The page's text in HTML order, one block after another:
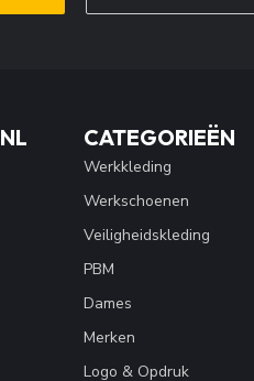
CATEGORIEËN
Werkkleding
Werkschoenen
Veiligheidskleding
PBM
Dames
Merken
Logo & Opdruk